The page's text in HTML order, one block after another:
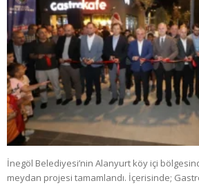
İnegöl Belediyesi’nin Alanyurt köy içi
meydan projesi tamamlandı. İçerisinde;